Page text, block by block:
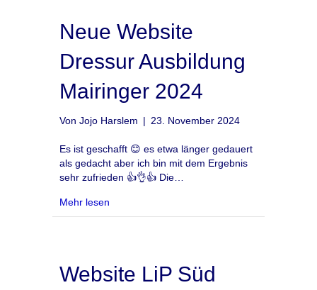
Neue Website
Dressur Ausbildung
Mairinger 2024
Von Jojo Harslem | 23. November 2024
Es ist geschafft 😊 es etwa länger gedauert
als gedacht aber ich bin mit dem Ergebnis
sehr zufrieden 👍👌👍 Die…
Mehr lesen
Website LiP Süd